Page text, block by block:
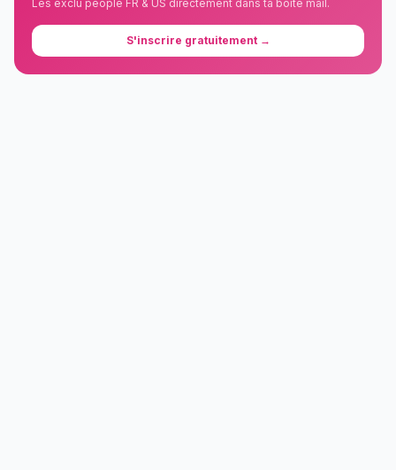
Les exclu people FR & US directement dans ta boîte mail.
S'inscrire gratuitement →